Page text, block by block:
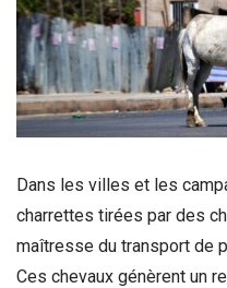
Dans les villes et les
charrettes tirées par des
maîtresse du transport de
Ces chevaux génèrent un